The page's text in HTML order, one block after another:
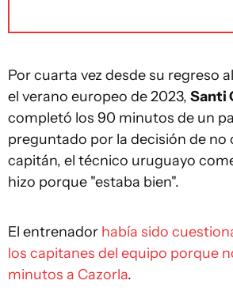
Por cuarta vez desde su regreso
el verano europeo de 2023, Santi
completó los 90 minutos de un
preguntado por la decisión de no
capitán, el técnico uruguayo
hizo porque "estaba bien".
El entrenador había sido
los capitanes del equipo porque
minutos a Cazorla.